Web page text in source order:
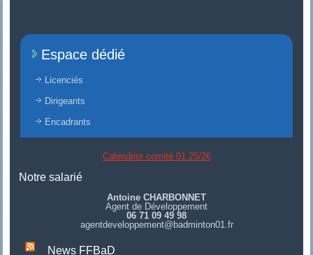
Espace dédié
Licenciés
Dirigeants
Encadrants
Calendrier comité 01 25/26
Notre salarié
Antoine CHARBONNET
Agent de Développement
06 71 09 49 98
agentdeveloppement@badminton01.fr
News FFBaD